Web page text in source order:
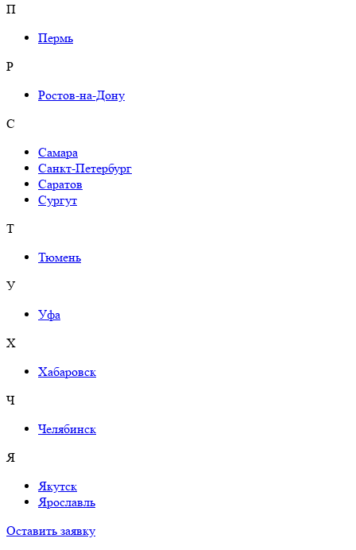
П
Пермь
Р
Ростов-на-Дону
С
Самара
Санкт-Петербург
Саратов
Сургут
Т
Тюмень
У
Уфа
Х
Хабаровск
Ч
Челябинск
Я
Якутск
Ярославль
Оставить заявку